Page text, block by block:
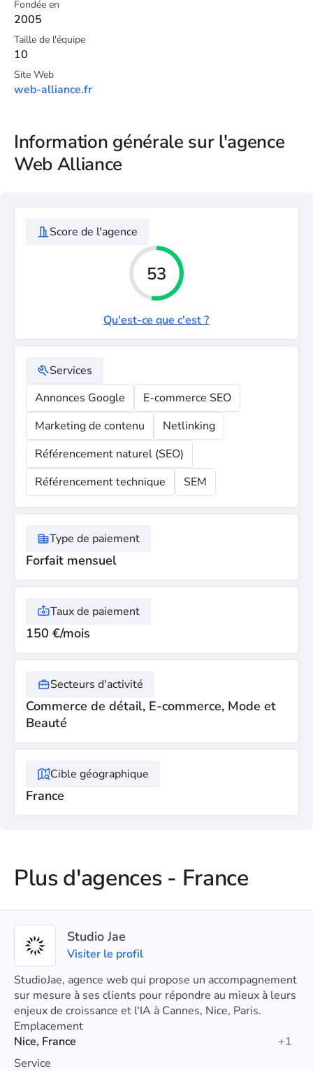
Fondée en
2005
Taille de l'équipe
10
Site Web
web-alliance.fr
Information générale sur l'agence
Web Alliance
Score de l'agence
53
Qu'est-ce que c'est ?
Services
Annonces Google
E-commerce SEO
Marketing de contenu
Netlinking
Référencement naturel (SEO)
Référencement technique
SEM
Type de paiement
Forfait mensuel
Taux de paiement
150 €/mois
Secteurs d'activité
Commerce de détail, E-commerce, Mode et
Beauté
Cible géographique
France
Plus d'agences - France
Studio Jae
Visiter le profil
StudioJae, agence web qui propose un accompagnement
sur mesure à ses clients pour répondre au mieux à leurs
enjeux de croissance et l'IA à Cannes, Nice, Paris.
Emplacement
Nice, France
+1
Service